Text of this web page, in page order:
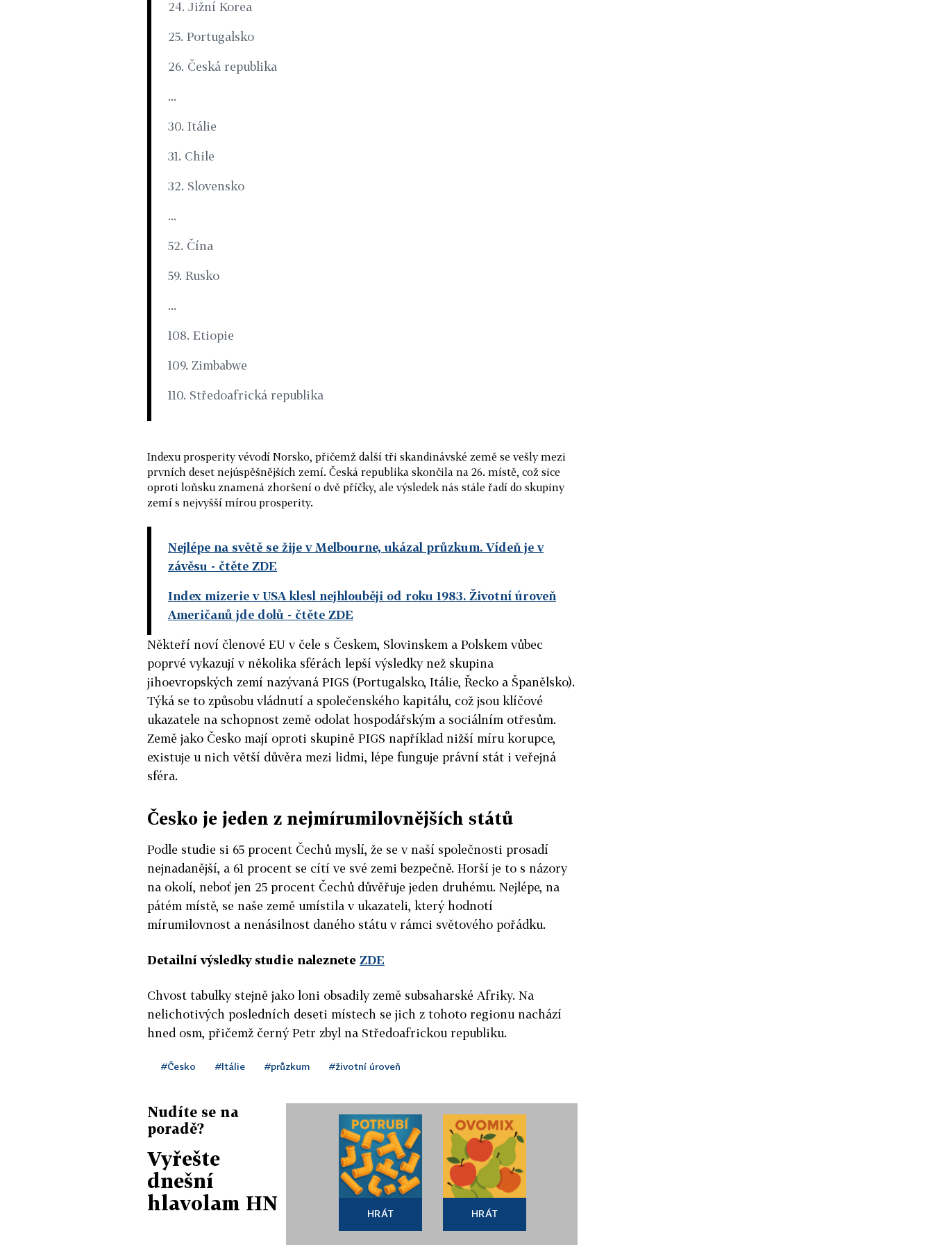
24. Jižní Korea
25. Portugalsko
26. Česká republika
...
30. Itálie
31. Chile
32. Slovensko
...
52. Čína
59. Rusko
...
108. Etiopie
109. Zimbabwe
110. Středoafrická republika
Indexu prosperity vévodí Norsko, přičemž další tři skandinávské země se vešly mezi
prvních deset nejúspěšnějších zemí. Česká republika skončila na 26. místě, což sice
oproti loňsku znamená zhoršení o dvě příčky, ale výsledek nás stále řadí do skupiny
zemí s nejvyšší mírou prosperity.
Nejlépe na světě se žije v Melbourne, ukázal průzkum. Vídeň je v
závěsu - čtěte ZDE
Index mizerie v USA klesl nejhlouběji od roku 1983. Životní úroveň
Američanů jde dolů - čtěte ZDE
Někteří noví členové EU v čele s Českem, Slovinskem a Polskem vůbec
poprvé vykazují v několika sférách lepší výsledky než skupina
jihoevropských zemí nazývaná PIGS (Portugalsko, Itálie, Řecko a Španělsko).
Týká se to způsobu vládnutí a společenského kapitálu, což jsou klíčové
ukazatele na schopnost země odolat hospodářským a sociálním otřesům.
Země jako Česko mají oproti skupině PIGS například nižší míru korupce,
existuje u nich větší důvěra mezi lidmi, lépe funguje právní stát i veřejná
sféra.
Česko je jeden z nejmírumilovnějších států
Podle studie si 65 procent Čechů myslí, že se v naší společnosti prosadí
nejnadanější, a 61 procent se cítí ve své zemi bezpečně. Horší je to s názory
na okolí, neboť jen 25 procent Čechů důvěřuje jeden druhému. Nejlépe, na
pátém místě, se naše země umístila v ukazateli, který hodnotí
mírumilovnost a nenásilnost daného státu v rámci světového pořádku.
Detailní výsledky studie naleznete ZDE
Chvost tabulky stejně jako loni obsadily země subsaharské Afriky. Na
nelichotivých posledních deseti místech se jich z tohoto regionu nachází
hned osm, přičemž černý Petr zbyl na Středoafrickou republiku.
#Česko #Itálie #průzkum #životní úroveň
Nudíte se na
poradě?
Vyřešte
dnešní
hlavolam HN
HRÁT HRÁT